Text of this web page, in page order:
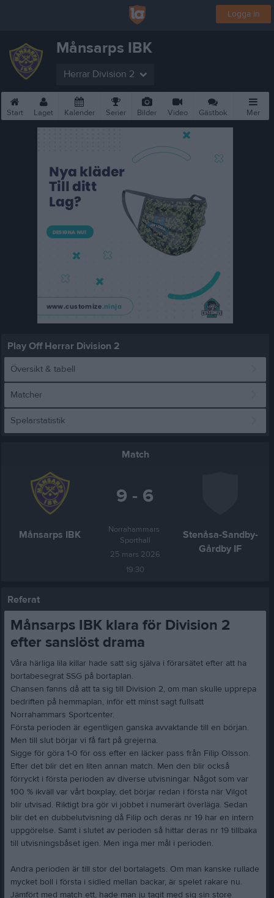
Logga in
Månsarps IBK
Herrar Division 2
Start Laget Kalender Serier Bilder Video Gästbok Mer
Play Off Herrar Division 2
Översikt & tabell
Matcher
Spelarstatistik
Match
Månsarps IBK
9 - 6
Norrahammars
Sporthall
25 mars 2026
19:30
Stenåsa-Sandby-
Gårdby IF
Referat
Månsarps IBK klara för Division 2
efter sanslöst drama
Våra härliga lila killar hade satt sig själva i förarsätet efter att ha
bortabesegrat SSG på bortaplan.
Chansen fanns då att ta sig till Division 2, om man skulle upprepa
bedriften på hemmaplan, inför ett minst sagt fullsatt
Norrahammars Sportcenter.
Första perioden är egentligen ganska avvaktande till en början.
Men till slut börjar vi få fart på grejerna.
Sigge för göra 1-0 för oss efter en läcker pass från Filip Olsson.
Efter det blir det en liten annan match. Men den blir också
förryckt i första perioden av diverse utvisningar. Något som var
100 % ikväll var vårt boxplay, det börjar redan i första när Vilgot
blir utvisad. Riktigt bra gör vi jobbet i numerärt överläga. Sedan
blir det en dubbelutvisning då Filip och deras nr 19 har en intern
uppgörelse. Samt i slutet av perioden så hittar deras nr 19 tillbaka
till utvisningsbåset igen. Men inga mer mål i perioden.
Andra perioden är till stor del bortalagets. Om man kanske rullade
mycket boll i första i sidled mellan backar, är spelet rakare nu.
Jämfört med match ett, hade man ju tagit med sig sin store